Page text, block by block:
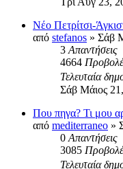
Νέο Πετρίτσι-
από stefanos » Σάβ
3 Απαντήσεις
4664
Τελευταία
Σάβ Μάιος
Που πηγα? Τι μου
από mediterraneo »
0 Απαντήσεις
3085
Τελευταία